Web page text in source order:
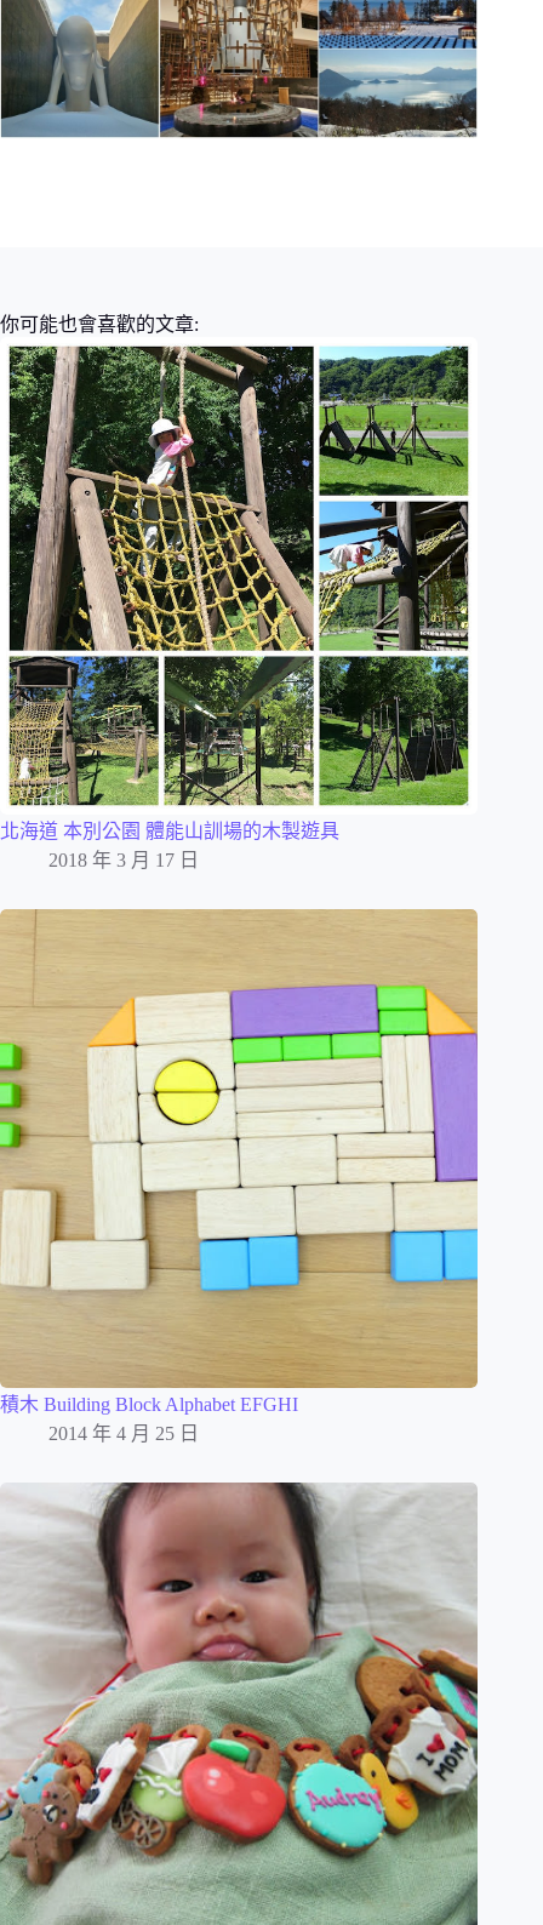
你可能也會喜歡的文章:
北海道 本別公園 體能山訓場的木製遊具
2018 年 3 月 17 日
積木 Building Block Alphabet EFGHI
2014 年 4 月 25 日